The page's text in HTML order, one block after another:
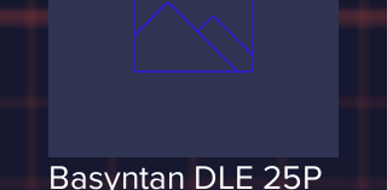
Basyntan DLE 25P